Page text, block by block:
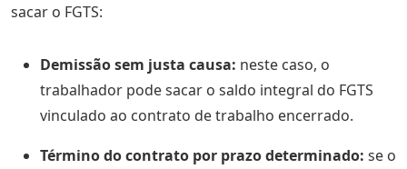
sacar o FGTS:
Demissão sem justa causa: neste caso, o
trabalhador pode sacar o saldo integral do FGTS
vinculado ao contrato de trabalho encerrado.
Término do contrato por prazo determinado: se o